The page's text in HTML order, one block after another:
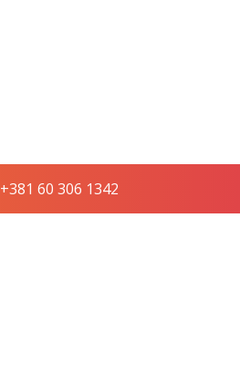
+381 60 306 1342